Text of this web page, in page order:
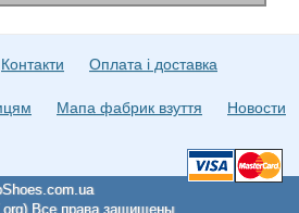
Контакти Оплата і доставка
Мапа фабрик взуття Новости
Все права защищены.